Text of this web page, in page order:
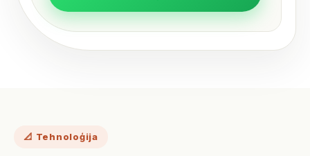
📐 Tehnoloģija